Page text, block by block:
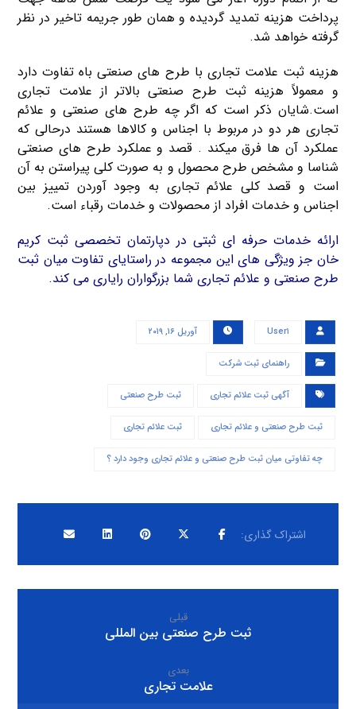
پرداخت هزینه تمدید گردیده و همان طور جریمه تاخیر در نظر
گرفته خواهد شد.
هزینه ثبت علامت تجاری با طرح های صنعتی باه تفاوت دارد
و معمولاً هزینه ثبت طرح صنعتی بالاتر از علامت تجاری
است.شایان ذکر است که اگر چه طرح های صنعتی و علائم
تجاری هر دو در مربوط با اجناس و کالاها هستند درحالی که
عملکرد آن ها فرق میکند . قصد و عملکرد طرح های صنعتی
شناسا و مشخص طرح محصول و به صورت کلی پیراستن به آن
است و قصد کلی علائم تجاری به وجود آوردن تمییز بین
اجناس و خدمات افراد از محصولات و خدمات رقباء است.
ارائه خدمات حرفه ای ثبتی در دپارتمان تخصصی ثبت کریم
خان جز ویژگی های این مجموعه در راستایای تفاوت میان ثبت
طرح صنعتی و علائم تجاری شما بزرگواران رایاری می کند.
User۱ آوریل ۱۶, ۲۰۱۹
راهنمای ثبت شرکت
آگهی ثبت علائم تجاری ثبت طرح صنعتی
ثبت طرح صنعتی و علائم تجاری ثبت علائم تجاری
چه تفاوتی میان ثبت طرح صنعتی و علائم تجاری وجود دارد ؟
قبلی
ثبت طرح صنعتی بین المللی
بعدی
علامت تجاری